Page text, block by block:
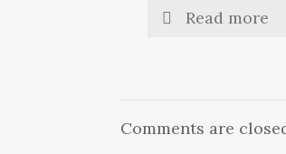
Read more
Comments are